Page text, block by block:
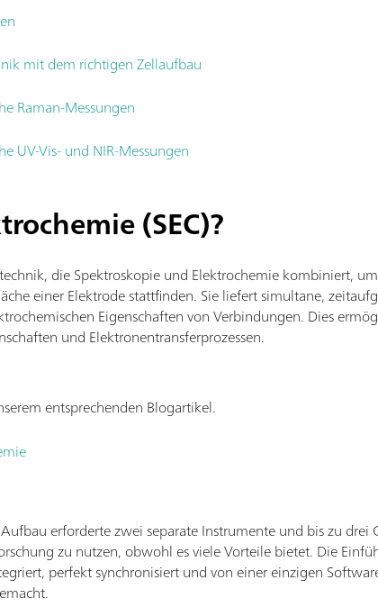
mit dem richtigen Zellaufbau
Raman-Messungen
UV-Vis- und NIR-Messungen
(SEC)?
die Spektroskopie und Elektrochemie kombiniert,
einer Elektrode stattfinden. Sie liefert simultane,
Eigenschaften von Verbindungen. Dies
und Elektronentransferprozessen.
entsprechenden Blogartikel.
erforderte zwei separate Instrumente und bis zu drei
zu nutzen, obwohl es viele Vorteile bietet. Die
perfekt synchronisiert und von einer einzigen